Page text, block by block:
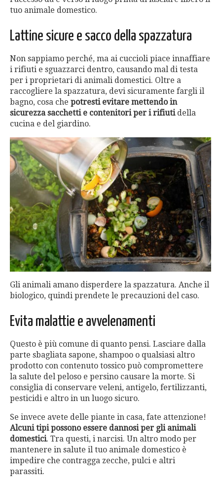
tuo animale domestico.
Lattine sicure e sacco della spazzatura
Non sappiamo perché, ma ai cuccioli piace innaffiare
i rifiuti e sguazzarci dentro, causando mal di testa
per i proprietari di animali domestici. Oltre a
raccogliere la spazzatura, devi sicuramente fargli il
bagno, cosa che potresti evitare mettendo in
sicurezza sacchetti e contenitori per i rifiuti della
cucina e del giardino.
Gli animali amano disperdere la spazzatura. Anche il
biologico, quindi prendete le precauzioni del caso.
Evita malattie e avvelenamenti
Questo è più comune di quanto pensi. Lasciare dalla
parte sbagliata sapone, shampoo o qualsiasi altro
prodotto con contenuto tossico può compromettere
la salute del peloso e persino causare la morte. Si
consiglia di conservare veleni, antigelo, fertilizzanti,
pesticidi e altro in un luogo sicuro.
Se invece avete delle piante in casa, fate attenzione!
Alcuni tipi possono essere dannosi per gli animali
domestici. Tra questi, i narcisi. Un altro modo per
mantenere in salute il tuo animale domestico è
impedire che contragga zecche, pulci e altri
parassiti.